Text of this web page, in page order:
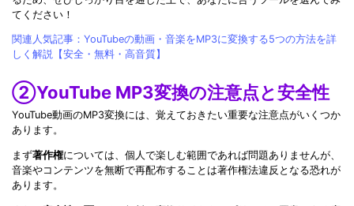
てください！
関連人気記事：YouTubeの動画・音楽をMP3に変換する5つの方法を詳
しく解説【安全・無料・高音質】
②YouTube MP3変換の注意点と安全性
YouTube動画のMP3変換には、覚えておきたい重要な注意点がいくつか
あります。
まず著作権については、個人で楽しむ範囲であれば問題ありませんが、
音楽やコンテンツを無断で再配布することは著作権法違反となる恐れが
あります。